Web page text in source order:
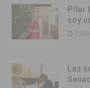
Pilar
soy
29/
Las